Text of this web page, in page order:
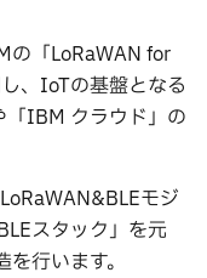
の「LoRaWAN for
、IoTの基盤となる
IBM クラウド」の
モジ
スタック」を元
行います。